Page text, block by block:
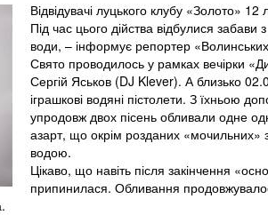
Відвідувачі луцького клубу «Золото»
Під час цього дійства відбулися забави
води, – інформує репортер
Свято проводилось у рамках вечірки
Сергій Яськов (DJ Klever). А близько
іграшкові водяні пістолети. З їхньою
упродовж двох пісень обливали одне
азарт, що окрім розданих «мочильних»
водою.
Цікаво, що навіть після закінчення
припинилася. Обливання